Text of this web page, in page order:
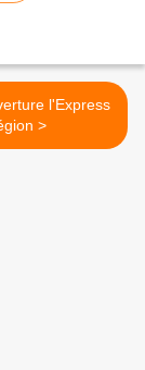
l'Express
région >